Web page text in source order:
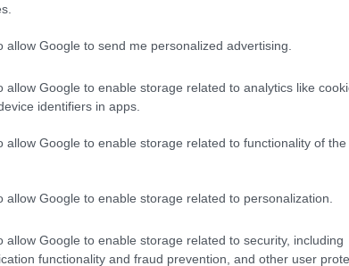
allow Google to send me personalized advertising.
allow Google to enable storage related to analytics like
identifiers in apps.
allow Google to enable storage related to functionality of the
allow Google to enable storage related to personalization.
allow Google to enable storage related to security, including
functionality and fraud prevention, and other user
kulturpont.wordpress.com
csaknem száz művét felvonultató kiállítás a
és ezzel összefüggésben a klasszikus
szerepéről kíván áttekintést adni, mintegy 40
alkotói – mások mellett Luca Signorelli, Raffaello,
Delacroix és Courbet – nagy hatással voltak